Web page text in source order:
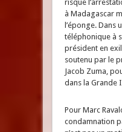
risque
à Madagascar
l’éponge. Dans
téléphonique à
président en
soutenu par le
Jacob Zuma,
dans la Grande
Pour Marc
condamnation